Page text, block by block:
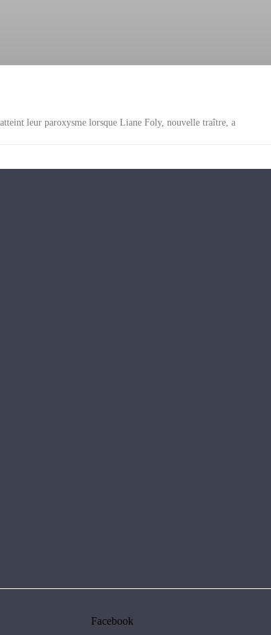
leur paroxysme lorsque Liane Foly, nouvelle traître, a
Facebook